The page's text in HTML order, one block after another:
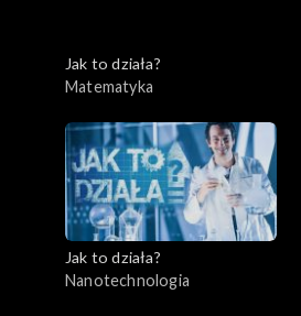
Jak to działa?
Matematyka
Jak to działa?
Nanotechnologia